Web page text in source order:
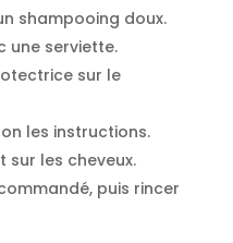
shampooing doux.
une serviette.
sur le
les instructions.
sur les cheveux.
puis rincer